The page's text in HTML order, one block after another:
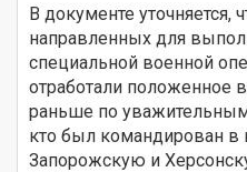
В документе уточняется,
направленных для
специальной военной
отработали положенное
раньше по
кто был командирован
Запорожскую и